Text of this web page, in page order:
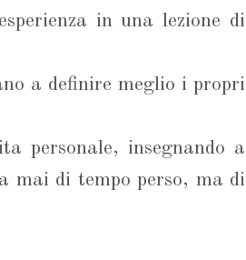
in una lezione di
a definire meglio i propri
personale, insegnando a
mai di tempo perso, ma di